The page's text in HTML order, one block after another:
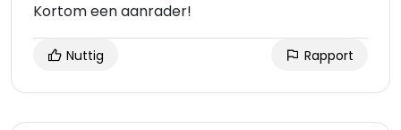
Kortom een aanrader!
Nuttig Rapport